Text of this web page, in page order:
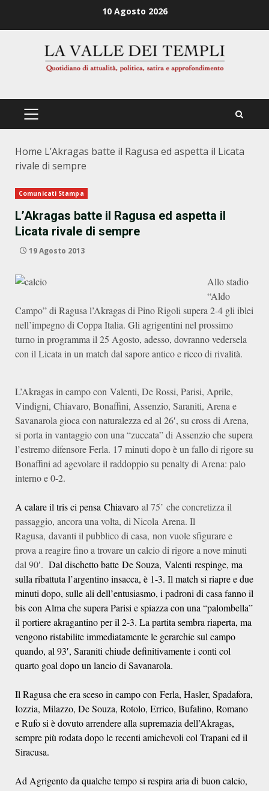
10 Agosto 2026
PRIMÄRES
Home L’Akragas batte il Ragusa ed aspetta il Licata
rivale di sempre
Comunicati Stampa
L’Akragas batte il Ragusa ed aspetta il
Licata rivale di sempre
19 Agosto 2013
Allo stadio
“Aldo
Campo” di Ragusa l’Akragas di Pino Rigoli supera 2-4 gli iblei
nell’impegno di Coppa Italia. Gli agrigentini nel prossimo
turno in programma il 25 Agosto, adesso, dovranno vedersela
con il Licata in un match dal sapore antico e ricco di rivalità.
L’Akragas in campo con Valenti, De Rossi, Parisi, Aprile,
Vindigni, Chiavaro, Bonaffini, Assenzio, Saraniti, Arena e
Savanarola gioca con naturalezza ed al 26′, su cross di Arena,
si porta in vantaggio con una “zuccata” di Assenzio che supera
l’estremo difensore Ferla. 17 minuti dopo è un fallo di rigore su
Bonaffini ad agevolare il raddoppio su penalty di Arena: palo
interno e 0-2.
A calare il tris ci pensa Chiavaro al 75’ che concretizza il
passaggio, ancora una volta, di Nicola Arena. Il
Ragusa, davanti il pubblico di casa, non vuole sfigurare e
prova a reagire fino a trovare un calcio di rigore a nove minuti
dal 90′. Dal dischetto batte De Souza, Valenti respinge, ma
sulla ribattuta l’argentino insacca, è 1-3. Il match si riapre e due
minuti dopo, sulle ali dell’entusiasmo, i padroni di casa fanno il
bis con Alma che supera Parisi e spiazza con una “palombella”
il portiere akragantino per il 2-3. La partita sembra riaperta, ma
vengono ristabilite immediatamente le gerarchie sul campo
quando, al 93′, Saraniti chiude definitivamente i conti col
quarto goal dopo un lancio di Savanarola.
Il Ragusa che era sceso in campo con Ferla, Hasler, Spadafora,
Iozzia, Milazzo, De Souza, Rotolo, Errico, Bufalino, Romano
e Rufo si è dovuto arrendere alla supremazia dell’Akragas,
sempre più rodata dopo le recenti amichevoli col Trapani ed il
Siracusa.
Ad Agrigento da qualche tempo si respira aria di buon calcio,